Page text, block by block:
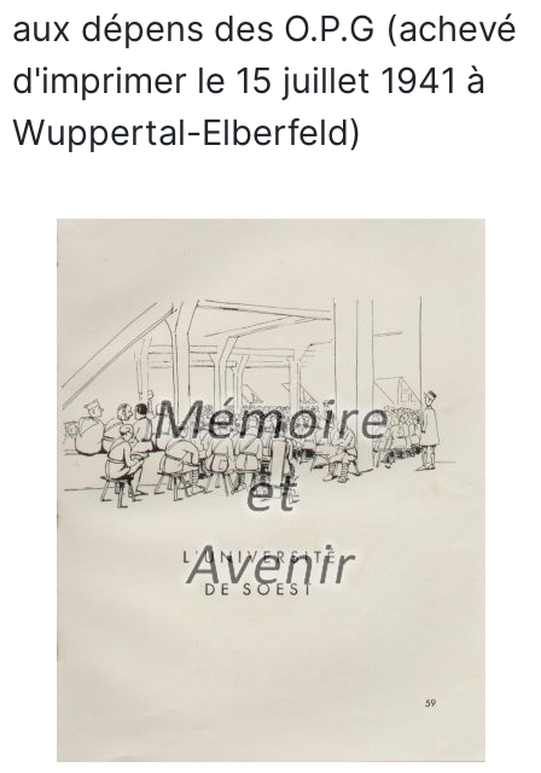
aux dépens des O.P.G (achevé
d'imprimer le 15 juillet 1941 à
Wuppertal-Elberfeld)